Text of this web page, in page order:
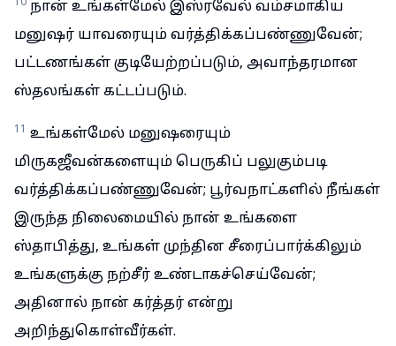
10 நான் உங்கள்மேல் இஸ்ரவேல் வம்சமாகிய
மனுஷர் யாவரையும் வர்த்திக்கப்பண்ணுவேன்;
பட்டணங்கள் குடியேற்றப்படும், அவாந்தரமான
ஸ்தலங்கள் கட்டப்படும்.
11 உங்கள்மேல் மனுஷரையும்
மிருகஜீவன்களையும் பெருகிப் பலுகும்படி
வர்த்திக்கப்பண்ணுவேன்; பூர்வநாட்களில் நீங்கள்
இருந்த நிலைமையில் நான் உங்களை
ஸ்தாபித்து, உங்கள் முந்தின சீரைப்பார்க்கிலும்
உங்களுக்கு நற்சீர் உண்டாகச்செய்வேன்;
அதினால் நான் கர்த்தர் என்று
அறிந்துகொள்வீர்கள்.